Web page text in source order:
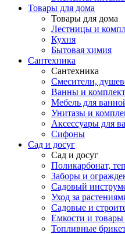
Товары для дома
Товары для дома
Лестницы и
Кухня
Бытовая химия
Сантехника
Сантехника
Смесители,
Ванны и
Мебель для
Унитазы и
Аксессуары для
Сифоны
Сад и досуг
Сад и досуг
Поликарбонат,
Заборы и
Садовый
Уход за
Садовые и
Емкости и товары
Топливные